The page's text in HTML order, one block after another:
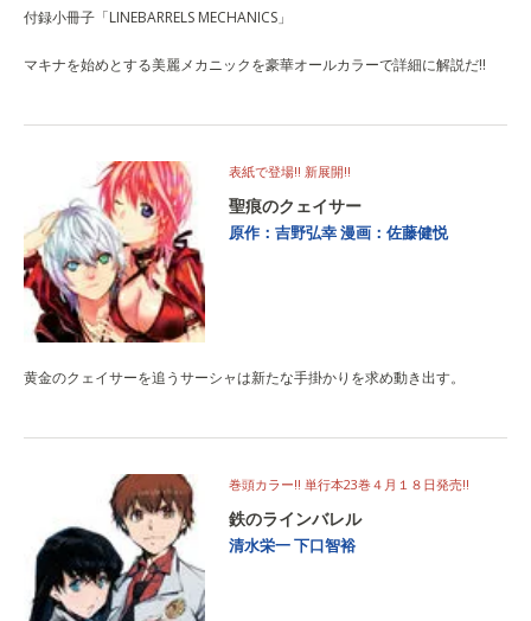
付録小冊子「LINEBARRELS MECHANICS」
マキナを始めとする美麗メカニックを豪華オールカラーで詳細に解説だ!!
表紙で登場!! 新展開!!
聖痕のクェイサー
原作：吉野弘幸漫画：佐藤健悦
黄金のクェイサーを追うサーシャは新たな手掛かりを求め動き出す。
巻頭カラー!! 単行本23巻４月１８日発売!!
鉄のラインバレル
清水栄一下口智裕